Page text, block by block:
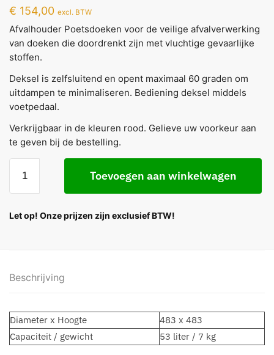
€ 154,00 excl. BTW
Afvalhouder Poetsdoeken voor de veilige afvalverwerking
van doeken die doordrenkt zijn met vluchtige gevaarlijke
stoffen.
Deksel is zelfsluitend en opent maximaal 60 graden om
uitdampen te minimaliseren. Bediening deksel middels
voetpedaal.
Verkrijgbaar in de kleuren rood. Gelieve uw voorkeur aan
te geven bij de bestelling.
Toevoegen aan winkelwagen
Let op! Onze prijzen zijn exclusief BTW!
Beschrijving
Diameter x Hoogte
483 x 483
Capaciteit / gewicht
53 liter / 7 kg